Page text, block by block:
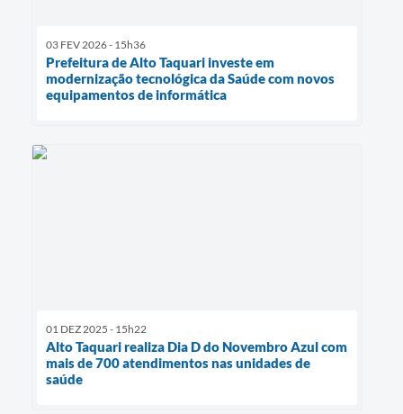
03 FEV 2026 - 15h36
Prefeitura de Alto Taquari investe em
modernização tecnológica da Saúde com novos
equipamentos de informática
01 DEZ 2025 - 15h22
Alto Taquari realiza Dia D do Novembro Azul com
mais de 700 atendimentos nas unidades de
saúde